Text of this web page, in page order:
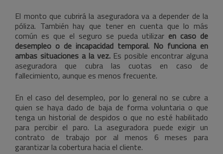
El monto que cubrirá la aseguradora va a depender de la
póliza. También hay que tener en cuenta que lo más
común es que el seguro se pueda utilizar en caso de
desempleo o de incapacidad temporal. No funciona en
ambas situaciones a la vez. Es posible encontrar alguna
aseguradora que cubra las cuotas en caso de
fallecimiento, aunque es menos frecuente.
En el caso del desempleo, por lo general no se cubre a
quien se haya dado de baja de forma voluntaria o que
tenga un historial de despidos o que no esté habilitado
para percibir el paro. La aseguradora puede exigir un
contrato de trabajo por al menos 6 meses para
garantizar la cobertura hacia el cliente.